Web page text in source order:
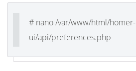
# nano /var/www/html/homer-
ui/api/preferences.php